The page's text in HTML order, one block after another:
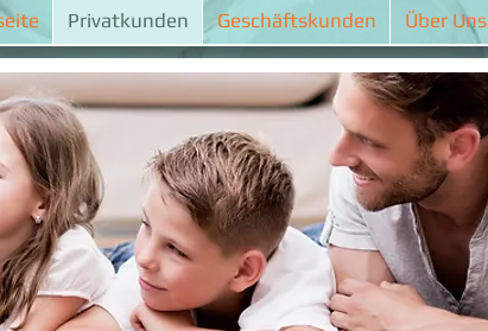
Privatkunden Geschäftskunden Über Uns